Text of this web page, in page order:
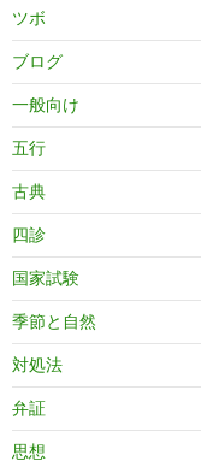
ツボ
ブログ
一般向け
五行
古典
四診
国家試験
季節と自然
対処法
弁証
思想